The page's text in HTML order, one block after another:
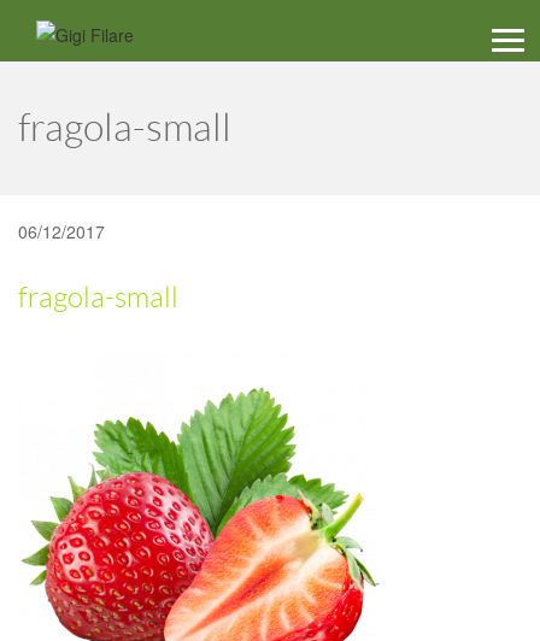
fragola-small
06/12/2017
fragola-small